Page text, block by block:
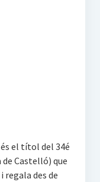
és el títol del 34é
Castelló) que
regala des de